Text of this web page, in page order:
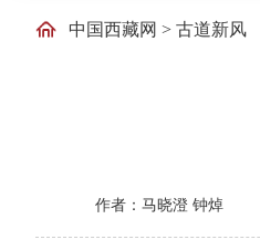
中国西藏网 > 古道新风
作者：马晓澄 钟焯